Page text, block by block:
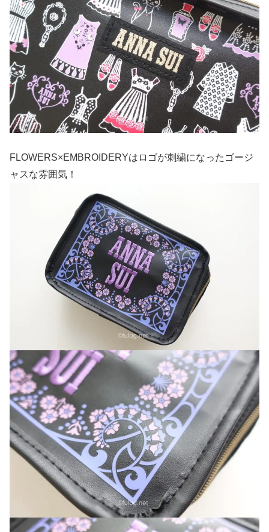
FLOWERS×EMBROIDERYはロゴが刺繍になったゴージ
ャスな雰囲気！